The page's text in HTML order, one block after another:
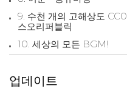
9. 수천 개의 고해상도
스오리퍼블릭
10. 세상의 모든 BGM!
업데이트